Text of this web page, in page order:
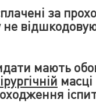
за
не
мають
масці